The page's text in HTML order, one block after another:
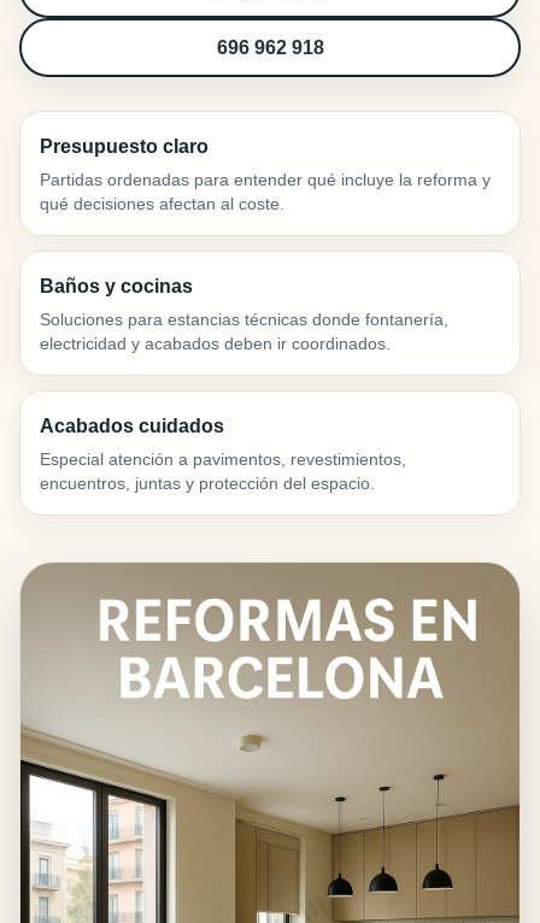
696 962 918
Presupuesto claro
Partidas ordenadas para entender qué incluye la reforma y
qué decisiones afectan al coste.
Baños y cocinas
Soluciones para estancias técnicas donde fontanería,
electricidad y acabados deben ir coordinados.
Acabados cuidados
Especial atención a pavimentos, revestimientos,
encuentros, juntas y protección del espacio.